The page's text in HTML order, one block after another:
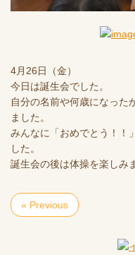
4月26日（金）
今日は誕生会でした。
自分の名前や何歳になった
ました。
みんなに「おめでとう！！
した。
誕生会の後は体操を楽しみ
« Previous